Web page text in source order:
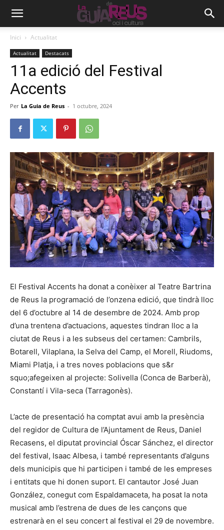
Inici Actualitat
Actualitat Destacats
11a edició del Festival
Accents
Per La Guia de Reus - 1 octubre, 2024
El Festival Accents ha donat a conèixer al Teatre Bartrina
de Reus la programació de l’onzena edició, que tindrà lloc
del 6 d’octubre al 14 de desembre de 2024. Amb prop
d’una trentena d’actuacions, aquestes tindran lloc a la
ciutat de Reus i a les subseus del certamen: Cambrils,
Botarell, Vilaplana, la Selva del Camp, el Morell, Riudoms,
Miami Platja, i a tres noves poblacions que s&r
squo;afegeixen al projecte: Solivella (Conca de Barberà),
Constantí i Vila-seca (Tarragonès).
L’acte de presentació ha comptat avui amb la presència
del regidor de Cultura de l’Ajuntament de Reus, Daniel
Recasens, el diputat provincial Óscar Sánchez, el director
del festival, Isaac Albesa, i també representants d’alguns
dels municipis que hi participen i també de les empreses
i entitats que hi donen suport. El cantautor José Juan
González, conegut com Espaldamaceta, ha posat la nota
musical amb l’estrena de dues de les cançons que
estrenarà en el seu concert al festival el 29 de novembre.